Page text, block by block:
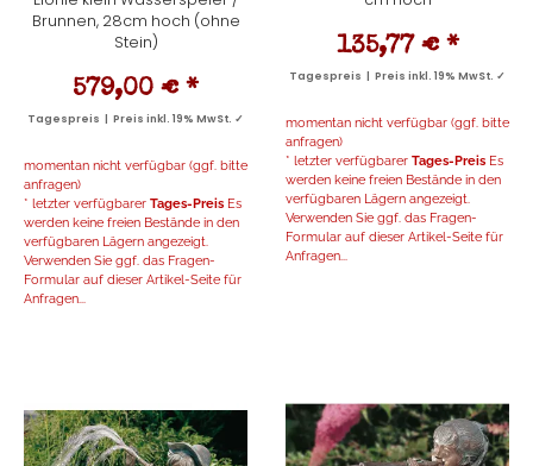
Brunnen, 28cm hoch (ohne
Stein)
579,00 € *
Tagespreis | Preis inkl. 19% MwSt. ✓
momentan nicht verfügbar (ggf. bitte
anfragen)
* letzter verfügbarer Tages-Preis Es
werden keine freien Bestände in den
verfügbaren Lägern angezeigt.
Verwenden Sie ggf. das Fragen-
Formular auf dieser Artikel-Seite für
Anfragen...
135,77 € *
Tagespreis | Preis inkl. 19% MwSt. ✓
momentan nicht verfügbar (ggf. bitte
anfragen)
* letzter verfügbarer Tages-Preis Es
werden keine freien Bestände in den
verfügbaren Lägern angezeigt.
Verwenden Sie ggf. das Fragen-
Formular auf dieser Artikel-Seite für
Anfragen...